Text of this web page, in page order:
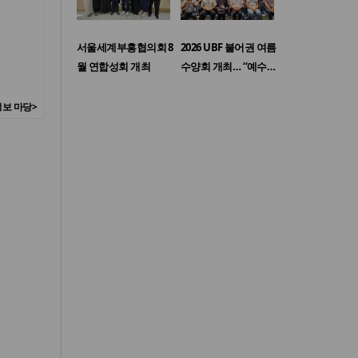
마당>
서울세계부흥협의회 8
월 연합성회 개최
2026 UBF 불어권 여름
수양회 개최… “예수…